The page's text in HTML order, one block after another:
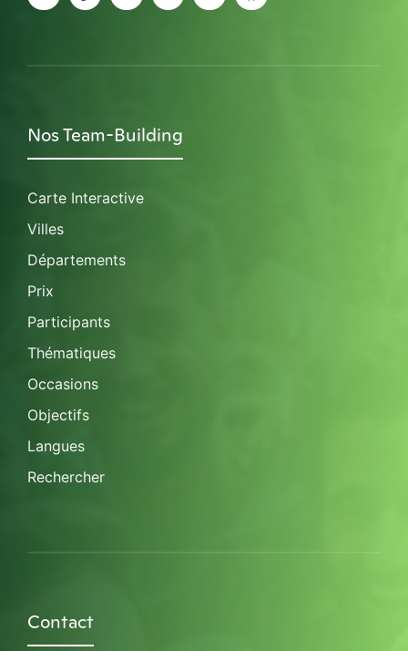
Nos Team-Building
Carte Interactive
Villes
Départements
Prix
Participants
Thématiques
Occasions
Objectifs
Langues
Rechercher
Contact